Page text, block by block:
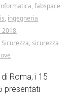
,fabspace
, ingegneria
2018,
Sicurezza,sicurezza
Roma, i 15
presentati